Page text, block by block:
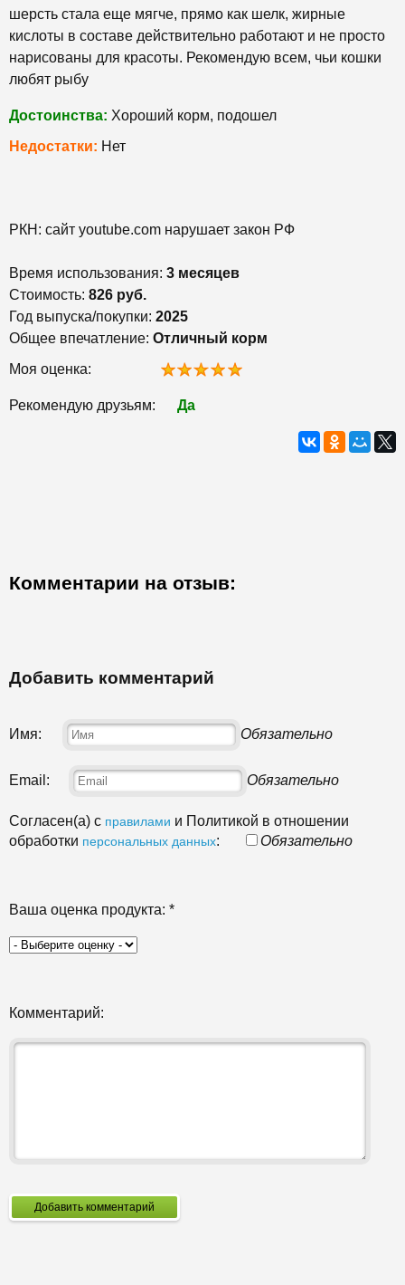
шерсть стала еще мягче, прямо как шелк, жирные
кислоты в составе действительно работают и не просто
нарисованы для красоты. Рекомендую всем, чьи кошки
любят рыбу
Достоинства: Хороший корм, подошел
Недостатки: Нет
РКН: сайт youtube.com нарушает закон РФ
Время использования: 3 месяцев
Стоимость: 826 руб.
Год выпуска/покупки: 2025
Общее впечатление: Отличный корм
Моя оценка:
Рекомендую друзьям: Да
Комментарии на отзыв:
Добавить комментарий
Имя: Обязательно
Email: Обязательно
Согласен(а) с правилами и Политикой в отношении
обработки персональных данных: Обязательно
Ваша оценка продукта: *
Комментарий:
Добавить комментарий